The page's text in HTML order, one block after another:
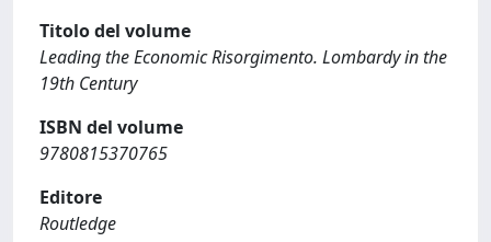
Titolo del volume
Leading the Economic Risorgimento. Lombardy in the
19th Century
ISBN del volume
9780815370765
Editore
Routledge